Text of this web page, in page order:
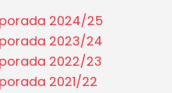
2024/25
2023/24
2022/23
2021/22